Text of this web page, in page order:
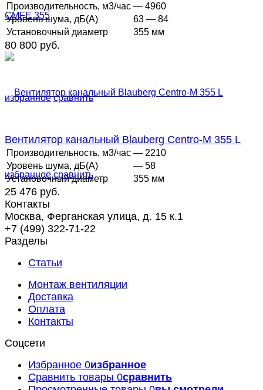
избранное сравнить
Производительность, м3/час — 4960
Уровень шума, дБ(А)
63 — 84
Установочный диаметр
355 мм
80 800 руб.
избранное сравнить
Вентилятор канальный Blauberg Centro-M 355 L
Производительность, м3/час — 2210
Уровень шума, дБ(А)
— 58
Установочный диаметр
355 мм
25 476 руб.
Контакты
Москва, Ферганская улица, д. 15 к.1
+7 (499) 322-71-22
Разделы
Статьи
Монтаж вентиляции
Доставка
Оплата
Контакты
Соцсети
Избранное 0избранное
Сравнить товары 0сравнить